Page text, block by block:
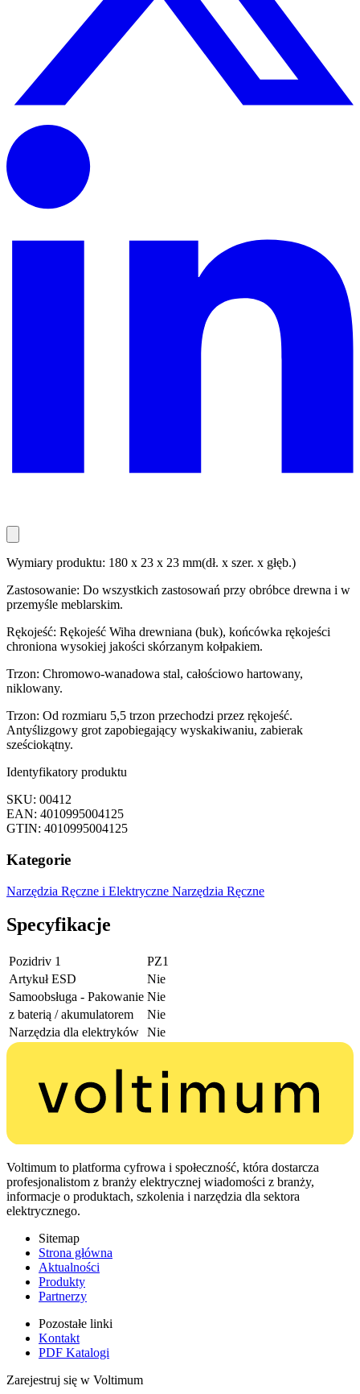
Wymiary produktu: 180 x 23 x 23 mm(dł. x szer. x głęb.)
Zastosowanie: Do wszystkich zastosowań przy obróbce drewna i w
przemyśle meblarskim.
Rękojeść: Rękojeść Wiha drewniana (buk), końcówka rękojeści
chroniona wysokiej jakości skórzanym kołpakiem.
Trzon: Chromowo-wanadowa stal, całościowo hartowany,
niklowany.
Trzon: Od rozmiaru 5,5 trzon przechodzi przez rękojeść.
Antyślizgowy grot zapobiegający wyskakiwaniu, zabierak
sześciokątny.
Identyfikatory produktu
SKU: 00412
EAN: 4010995004125
GTIN: 4010995004125
Kategorie
Narzędzia Ręczne i Elektryczne Narzędzia Ręczne
Specyfikacje
Pozidriv 1
PZ1
Artykuł ESD
Nie
Samoobsługa - Pakowanie Nie
z baterią / akumulatorem
Nie
Narzędzia dla elektryków Nie
Voltimum to platforma cyfrowa i społeczność, która dostarcza
profesjonalistom z branży elektrycznej wiadomości z branży,
informacje o produktach, szkolenia i narzędzia dla sektora
elektrycznego.
Sitemap
Strona główna
Aktualności
Produkty
Partnerzy
Pozostałe linki
Kontakt
PDF Katalogi
Zarejestruj się w Voltimum